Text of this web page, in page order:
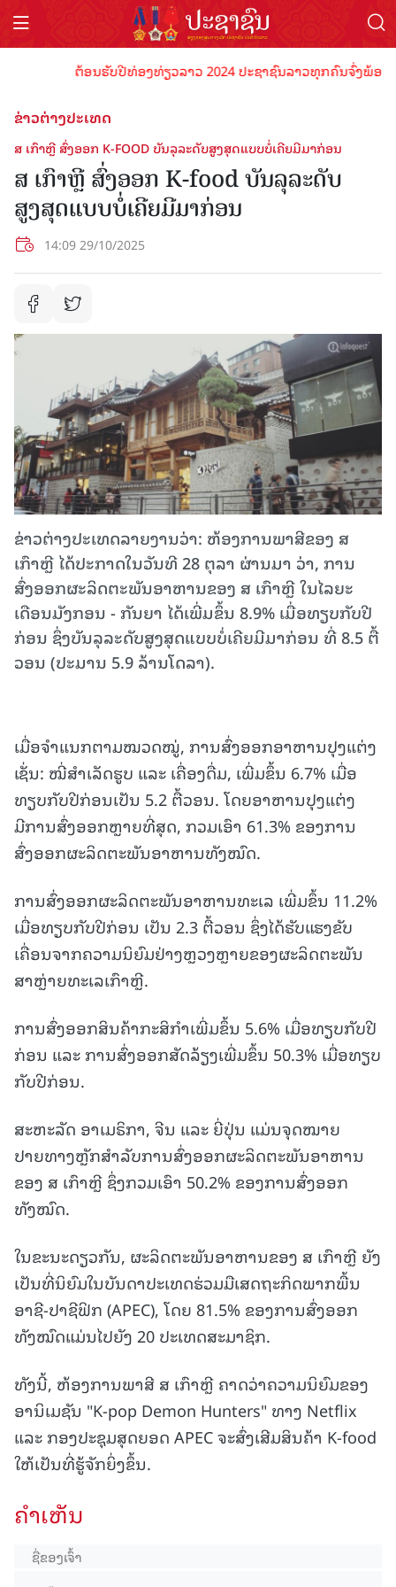
ຕ້ອນຮັບປີທ່ອງທ່ຽວລາວ 2024 ປະຊາຊົນລາວທຸກຄົນຈົ່ງພ້ອມ
ຂ່າວຕ່າງປະເທດ
ສ ເກົາຫຼີ ສົ່ງອອກ K-FOOD ບັນລຸລະດັບສູງສຸດແບບບໍ່ເຄີຍມີມາກ່ອນ
ສ ເກົາຫຼີ ສົ່ງອອກ K-food ບັນລຸລະດັບ
ສູງສຸດແບບບໍ່ເຄີຍມີມາກ່ອນ
14:09 29/10/2025
ຂ່າວຕ່າງປະເທດລາຍງານວ່າ: ຫ້ອງການພາສີຂອງ ສ
ເກົາຫຼີ ໄດ້ປະກາດໃນວັນທີ 28 ຕຸລາ ຜ່ານມາ ວ່າ, ການ
ສົ່ງອອກຜະລິດຕະພັນອາຫານຂອງ ສ ເກົາຫຼີ ໃນໄລຍະ
ເດືອນມັງກອນ - ກັນຍາ ໄດ້ເພີ່ມຂຶ້ນ 8.9% ເມື່ອທຽບກັບປີ
ກ່ອນ ຊຶ່ງບັນລຸລະດັບສູງສຸດແບບບໍ່ເຄີຍມີມາກ່ອນ ທີ່ 8.5 ຕື້
ວອນ (ປະມານ 5.9 ລ້ານໂດລາ).
ເມື່ອຈຳແນກຕາມໝວດໝູ່, ການສົ່ງອອກອາຫານປຸງແຕ່ງ
ເຊັ່ນ: ໝີ່ສຳເລັດຮູບ ແລະ ເຄື່ອງດື່ມ, ເພີ່ມຂຶ້ນ 6.7% ເມື່ອ
ທຽບກັບປີກ່ອນເປັນ 5.2 ຕື້ວອນ. ໂດຍອາຫານປຸງແຕ່ງ
ມີການສົ່ງອອກຫຼາຍທີ່ສຸດ, ກວມເອົາ 61.3% ຂອງການ
ສົ່ງອອກຜະລິດຕະພັນອາຫານທັງໝົດ.
ການສົ່ງອອກຜະລິດຕະພັນອາຫານທະເລ ເພີ່ມຂຶ້ນ 11.2%
ເມື່ອທຽບກັບປີກ່ອນ ເປັນ 2.3 ຕື້ວອນ ຊຶ່ງໄດ້ຮັບແຮງຂັບ
ເຄື່ອນຈາກຄວາມນິຍົມຢ່າງຫຼວງຫຼາຍຂອງຜະລິດຕະພັນ
ສາຫຼ່າຍທະເລເກົາຫຼີ.
ການສົ່ງອອກສິນຄ້າກະສິກຳເພີ່ມຂຶ້ນ 5.6% ເມື່ອທຽບກັບປີ
ກ່ອນ ແລະ ການສົ່ງອອກສັດລ້ຽງເພີ່ມຂຶ້ນ 50.3% ເມື່ອທຽບ
ກັບປີກ່ອນ.
ສະຫະລັດ ອາເມຣິກາ, ຈີນ ແລະ ຍີ່ປຸ່ນ ແມ່ນຈຸດໝາຍ
ປາຍທາງຫຼັກສຳລັບການສົ່ງອອກຜະລິດຕະພັນອາຫານ
ຂອງ ສ ເກົາຫຼີ ຊຶ່ງກວມເອົາ 50.2% ຂອງການສົ່ງອອກ
ທັງໝົດ.
ໃນຂະນະດຽວກັນ, ຜະລິດຕະພັນອາຫານຂອງ ສ ເກົາຫຼີ ຍັງ
ເປັນທີ່ນິຍົມໃນບັນດາປະເທດຮ່ວມມືເສດຖະກິດພາກພື້ນ
ອາຊີ-ປາຊີຟິກ (APEC), ໂດຍ 81.5% ຂອງການສົ່ງອອກ
ທັງໝົດແມ່ນໄປຍັງ 20 ປະເທດສະມາຊິກ.
ທັງນີ້, ຫ້ອງການພາສີ ສ ເກົາຫຼີ ຄາດວ່າຄວາມນິຍົມຂອງ
ອານິເມຊັນ "K-pop Demon Hunters" ທາງ Netflix
ແລະ ກອງປະຊຸມສຸດຍອດ APEC ຈະສົ່ງເສີມສິນຄ້າ K-food
ໃຫ້ເປັນທີ່ຮູ້ຈັກຍິ່ງຂຶ້ນ.
ຄໍາເຫັນ